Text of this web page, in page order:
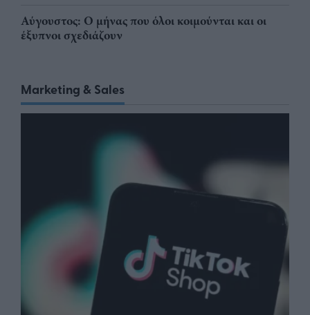
Αύγουστος: Ο μήνας που όλοι κοιμούνται και οι
έξυπνοι σχεδιάζουν
Marketing & Sales